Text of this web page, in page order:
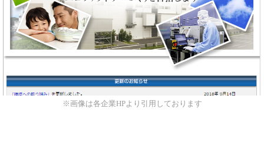
※画像は各企業HPより引用しております